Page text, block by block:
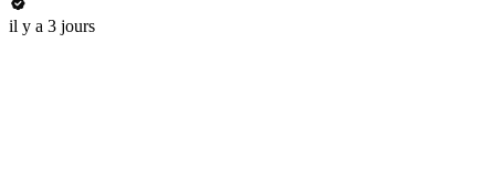
il y a 3 jours